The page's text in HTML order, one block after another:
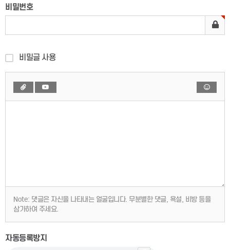
비밀번호
비밀글 사용
Note: 댓글은 자신을 나타내는 얼굴입니다. 무분별한 댓글, 욕설, 비방 등을
삼가하여 주세요.
자동등록방지